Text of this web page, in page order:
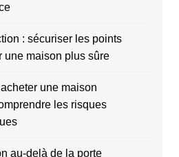
: sécuriser les points
une maison plus sûre
une maison
les risques
au-delà de la porte